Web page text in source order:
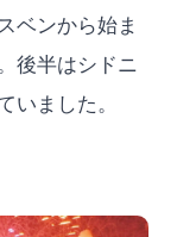
ベンから始ま
後半はシドニ
いました。